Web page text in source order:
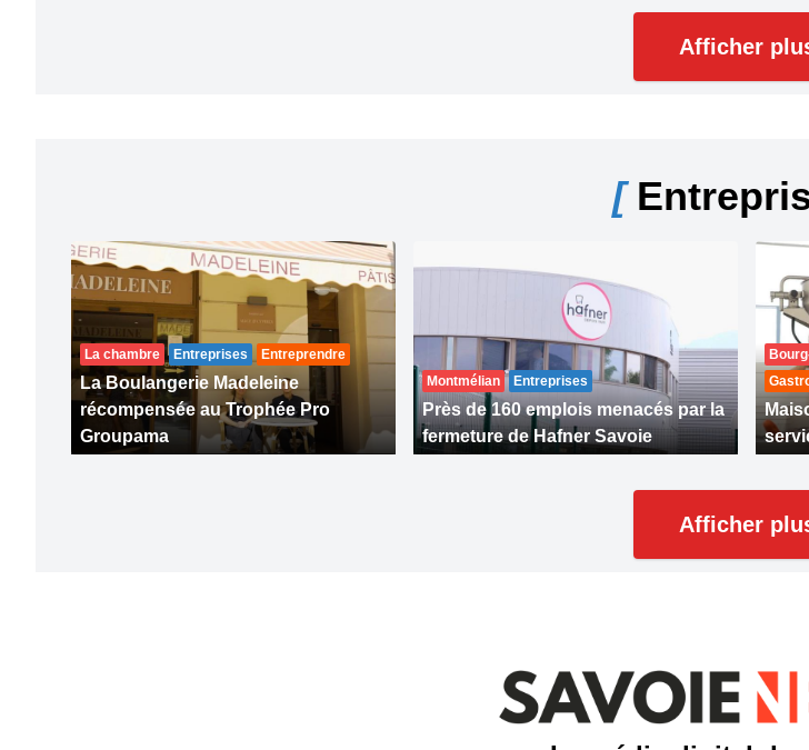
Afficher
[
La chambre Entreprises Entreprendre
La Boulangerie Madeleine
récompensée au Trophée Pro
Groupama
Montmélian Entreprises
Près de 160 emplois menacés par la
fermeture de Hafner Savoie
Afficher